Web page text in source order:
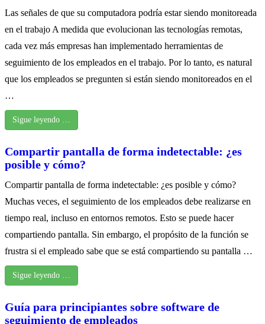
Las señales de que su computadora podría estar siendo monitoreada
en el trabajo A medida que evolucionan las tecnologías remotas,
cada vez más empresas han implementado herramientas de
seguimiento de los empleados en el trabajo. Por lo tanto, es natural
que los empleados se pregunten si están siendo monitoreados en el
…
Sigue leyendo …
Compartir pantalla de forma indetectable: ¿es
posible y cómo?
Compartir pantalla de forma indetectable: ¿es posible y cómo?
Muchas veces, el seguimiento de los empleados debe realizarse en
tiempo real, incluso en entornos remotos. Esto se puede hacer
compartiendo pantalla. Sin embargo, el propósito de la función se
frustra si el empleado sabe que se está compartiendo su pantalla …
Sigue leyendo …
Guía para principiantes sobre software de
seguimiento de empleados